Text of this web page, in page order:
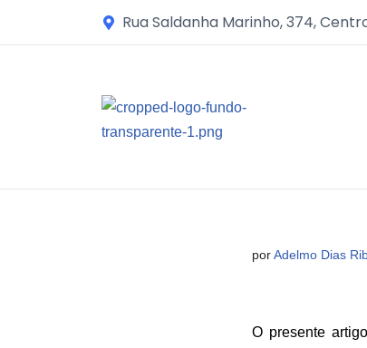
Avançar
Rua Saldanha Marinho, 374,
porAdelmo Dias
O presente